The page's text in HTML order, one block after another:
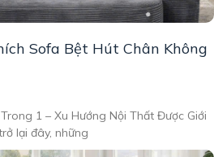
Sofa Bệt Hút Chân Không
1 – Xu Hướng Nội Thất Được Giới
lại đây, những